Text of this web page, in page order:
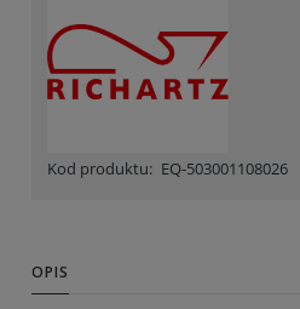
Kod produktu: EQ-503001108026
OPIS